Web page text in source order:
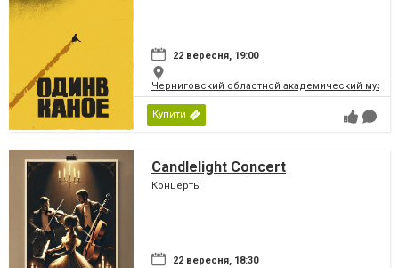
22 вересня, 19:00
Черниговский областной академический
Купити
Candlelight Concert
Концерты
22 вересня, 18:30